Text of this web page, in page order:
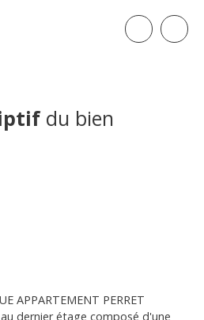
du bien
APPARTEMENT PERRET
dernier étage composé d'une